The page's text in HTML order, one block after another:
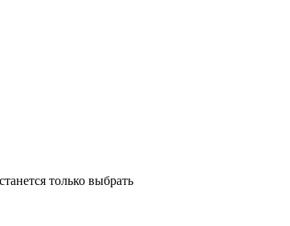
только выбрать